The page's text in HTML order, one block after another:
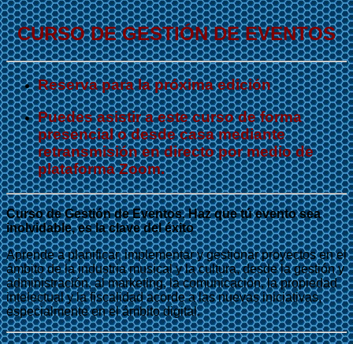
CURSO DE GESTIÓN DE EVENTOS
Reserva para la próxima edición
Puedes asistir a este curso de forma
presencial o desde casa mediante
retransmisión en directo por medio de
plataforma Zoom.
Curso de Gestión de Eventos. Haz que tú evento sea
inolvidable, es la clave del éxito
Aprende a planificar, implementar y gestionar proyectos en el
ámbito de la industria musical y la cultura, desde la gestión y
administración, al marketing, la comunicación, la propiedad
intelectual y la fiscalidad acorde a las nuevas iniciativas,
especialmente en el ámbito digital.